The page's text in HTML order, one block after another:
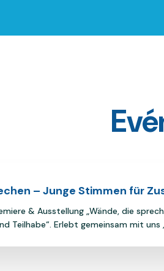
– Junge Stimmen für
& Ausstellung „Wände, die
Teilhabe“. Erlebt gemeinsam mit